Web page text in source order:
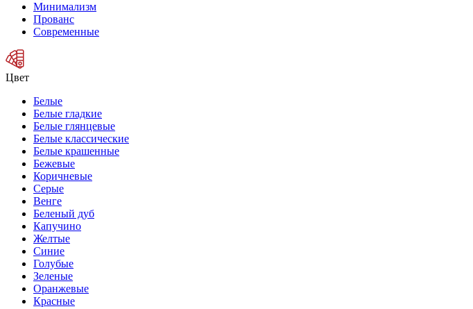
Минимализм
Прованс
Современные
Цвет
Белые
Белые гладкие
Белые глянцевые
Белые классические
Белые крашенные
Бежевые
Коричневые
Серые
Венге
Беленый дуб
Капучино
Желтые
Синие
Голубые
Зеленые
Оранжевые
Красные